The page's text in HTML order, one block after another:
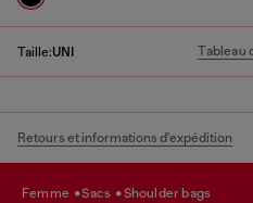
Taille:UNI Tableau
Retours et informations d'expédition
femme sacs shoulder bags